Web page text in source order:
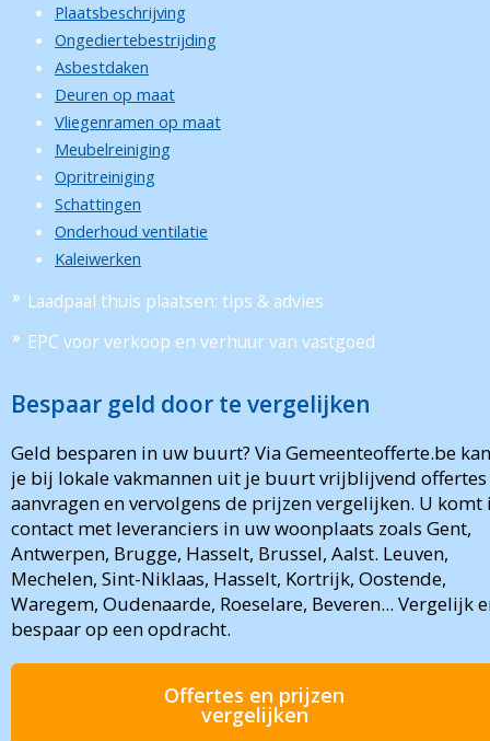
Plaatsbeschrijving
Ongediertebestrijding
Asbestdaken
Deuren op maat
Vliegenramen op maat
Meubelreiniging
Opritreiniging
Schattingen
Onderhoud ventilatie
Kaleiwerken
Laadpaal thuis plaatsen: tips & advies
EPC voor verkoop en verhuur van vastgoed
Bespaar geld door te vergelijken
Geld besparen in uw buurt? Via Gemeenteofferte.be kan
je bij lokale vakmannen uit je buurt vrijblijvend offertes
aanvragen en vervolgens de prijzen vergelijken. U komt
contact met leveranciers in uw woonplaats zoals Gent,
Antwerpen, Brugge, Hasselt, Brussel, Aalst. Leuven,
Mechelen, Sint-Niklaas, Hasselt, Kortrijk, Oostende,
Waregem, Oudenaarde, Roeselare, Beveren... Vergelijk
bespaar op een opdracht.
Offertes en prijzen
vergelijken